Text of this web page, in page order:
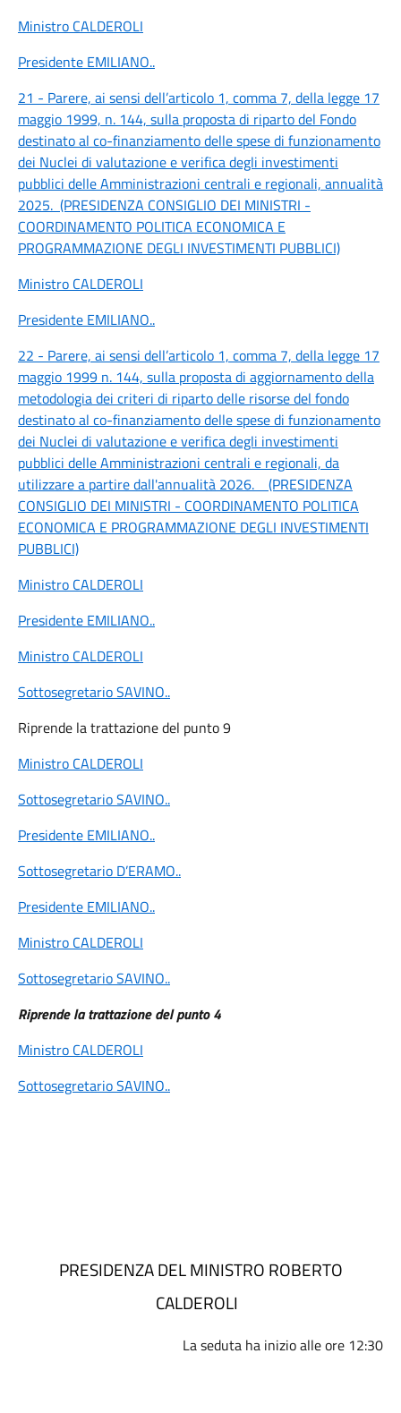
Ministro CALDEROLI
Presidente EMILIANO..
21 - Parere, ai sensi dell’articolo 1, comma 7, della legge 17
maggio 1999, n. 144, sulla proposta di riparto del Fondo
destinato al co-finanziamento delle spese di funzionamento
dei Nuclei di valutazione e verifica degli investimenti
pubblici delle Amministrazioni centrali e regionali, annualità
2025. (PRESIDENZA CONSIGLIO DEI MINISTRI -
COORDINAMENTO POLITICA ECONOMICA E
PROGRAMMAZIONE DEGLI INVESTIMENTI PUBBLICI)
Ministro CALDEROLI
Presidente EMILIANO..
22 - Parere, ai sensi dell’articolo 1, comma 7, della legge 17
maggio 1999 n. 144, sulla proposta di aggiornamento della
metodologia dei criteri di riparto delle risorse del fondo
destinato al co-finanziamento delle spese di funzionamento
dei Nuclei di valutazione e verifica degli investimenti
pubblici delle Amministrazioni centrali e regionali, da
utilizzare a partire dall'annualità 2026. (PRESIDENZA
CONSIGLIO DEI MINISTRI - COORDINAMENTO POLITICA
ECONOMICA E PROGRAMMAZIONE DEGLI INVESTIMENTI
PUBBLICI)
Ministro CALDEROLI
Presidente EMILIANO..
Ministro CALDEROLI
Sottosegretario SAVINO..
Riprende la trattazione del punto 9
Ministro CALDEROLI
Sottosegretario SAVINO..
Presidente EMILIANO..
Sottosegretario D’ERAMO..
Presidente EMILIANO..
Ministro CALDEROLI
Sottosegretario SAVINO..
Riprende la trattazione del punto 4
Ministro CALDEROLI
Sottosegretario SAVINO..
PRESIDENZA DEL MINISTRO ROBERTO
CALDEROLI
La seduta ha inizio alle ore 12:30